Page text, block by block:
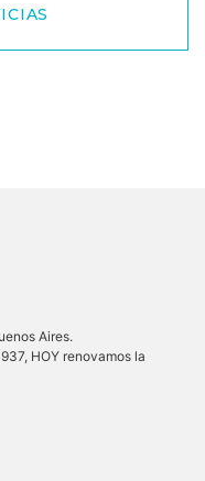
Aires.
HOY renovamos la